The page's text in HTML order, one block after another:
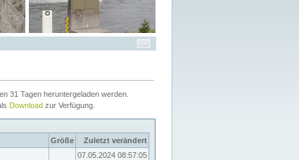
31 Tagen heruntergeladen werden.
Download zur Verfügung.
Größe
Zuletzt verändert
07.05.2024 08:57:05